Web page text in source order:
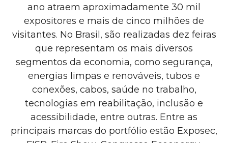
ano atraem aproximadamente 30 mil
expositores e mais de cinco milhões de
visitantes. No Brasil, são realizadas dez feiras
que representam os mais diversos
segmentos da economia, como segurança,
energias limpas e renováveis, tubos e
conexões, cabos, saúde no trabalho,
tecnologias em reabilitação, inclusão e
acessibilidade, entre outras. Entre as
principais marcas do portfólio estão Exposec,